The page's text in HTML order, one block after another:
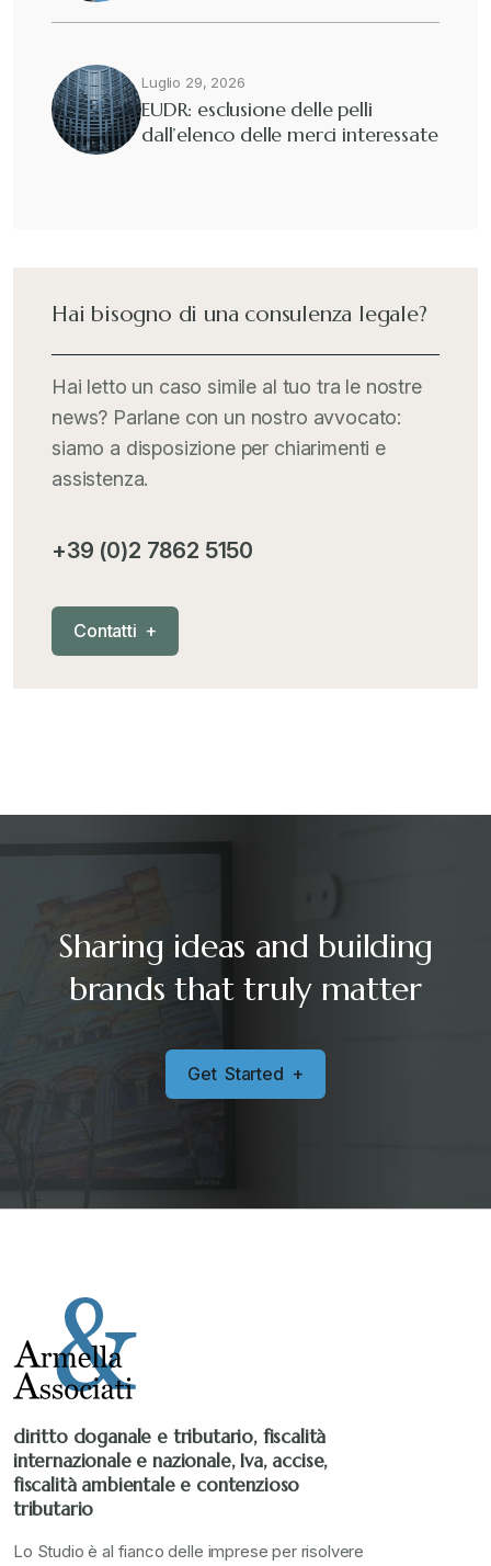
Luglio 29, 2026
EUDR: esclusione delle pelli
dall’elenco delle merci interessate
Hai bisogno di una consulenza legale?
Hai letto un caso simile al tuo tra le nostre
news? Parlane con un nostro avvocato:
siamo a disposizione per chiarimenti e
assistenza.
+39 (0)2 7862 5150
Contatti +
Sharing ideas and building
brands that truly matter
Get Started +
diritto doganale e tributario, fiscalità
internazionale e nazionale, Iva, accise,
fiscalità ambientale e contenzioso
tributario
Lo Studio è al fianco delle imprese per risolvere